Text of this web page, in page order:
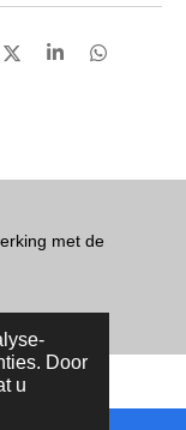
Door
u
D
S
D
met de